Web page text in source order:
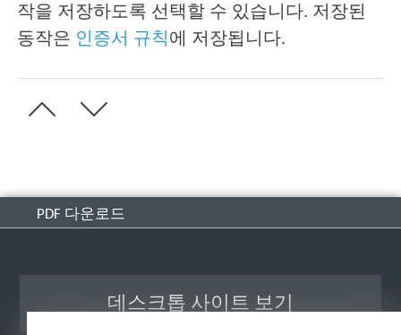
작을 저장하도록 선택할 수 있습니다. 저장된
동작은 인증서 규칙 에 저장됩니다.
PDF 다운로드
데스크톱 사이트 보기